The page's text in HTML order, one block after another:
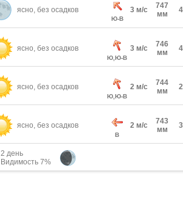
ясно, без осадков
Ю-В
3 м/с
747
мм
ясно, без осадков
Ю,Ю-В
3 м/с
746
мм
ясно, без осадков
Ю,Ю-В
2 м/с
744
мм
ясно, без осадков
В
2 м/с
743
мм
2 день
Видимость 7%